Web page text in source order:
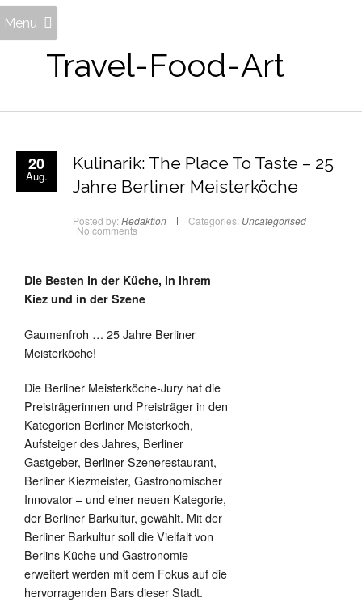
Travel-Food-Art
Menu
20
Aug.
Kulinarik: The Place To Taste – 25
Jahre Berliner Meisterköche
Posted by: Redaktion Categories: Uncategorised
No comments
Die Besten in der Küche, in ihrem
Kiez und in der Szene
Gaumenfroh … 25 Jahre Berliner
Meisterköche!
Die Berliner Meisterköche-Jury hat die
Preisträgerinnen und Preisträger in den
Kategorien Berliner Meisterkoch,
Aufsteiger des Jahres, Berliner
Gastgeber, Berliner Szenerestaurant,
Berliner Kiezmeister, Gastronomischer
Innovator – und einer neuen Kategorie,
der Berliner Barkultur, gewählt. Mit der
Berliner Barkultur soll die Vielfalt von
Berlins Küche und Gastronomie
erweitert werden mit dem Fokus auf die
hervorragenden Bars dieser Stadt.